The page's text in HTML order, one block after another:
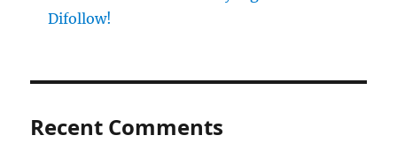
Difollow!
Recent Comments